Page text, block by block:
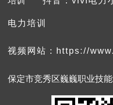
电力培训
视频网站： https://
保定市竞秀区巍巍职业技